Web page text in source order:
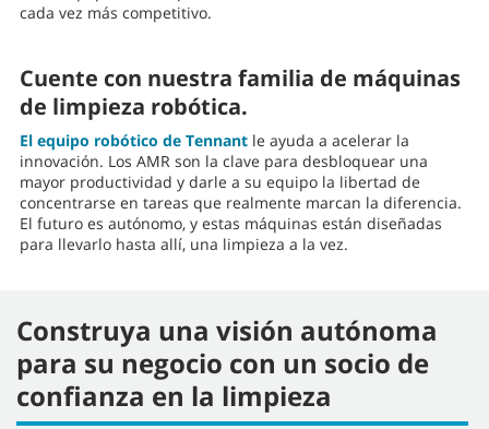
cada vez más competitivo.
Cuente con nuestra familia de máquinas
de limpieza robótica.
El equipo robótico de Tennant le ayuda a acelerar la
innovación. Los AMR son la clave para desbloquear una
mayor productividad y darle a su equipo la libertad de
concentrarse en tareas que realmente marcan la diferencia.
El futuro es autónomo, y estas máquinas están diseñadas
para llevarlo hasta allí, una limpieza a la vez.
Construya una visión autónoma
para su negocio con un socio de
confianza en la limpieza